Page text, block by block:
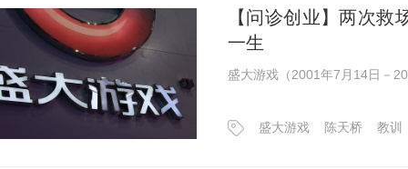
【问诊创业】两次
一生
盛大游戏（2001年7月14日－
盛大游戏 陈天桥 教训